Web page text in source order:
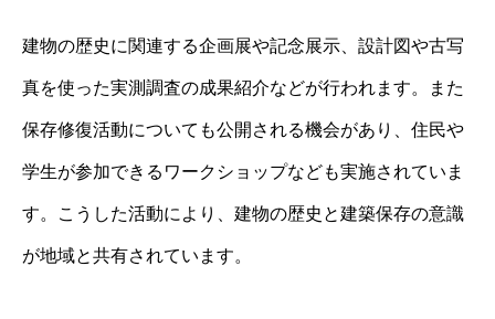
建物の歴史に関連する企画展や記念展示、設計図や古写
真を使った実測調査の成果紹介などが行われます。また
保存修復活動についても公開される機会があり、住民や
学生が参加できるワークショップなども実施されていま
す。こうした活動により、建物の歴史と建築保存の意識
が地域と共有されています。